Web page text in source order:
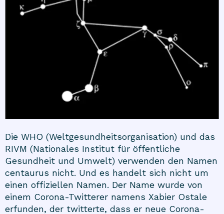
Die WHO (Weltgesundheitsorganisation) und das
RIVM (Nationales Institut für öffentliche
Gesundheit und Umwelt) verwenden den Namen
centaurus nicht. Und es handelt sich nicht um
einen offiziellen Namen. Der Name wurde von
einem Corona-Twitterer namens Xabier Ostale
erfunden, der twitterte, dass er neue Corona-